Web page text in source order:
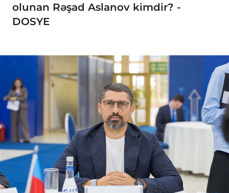
olunan Rəşad Aslanov kimdir? -
DOSYE